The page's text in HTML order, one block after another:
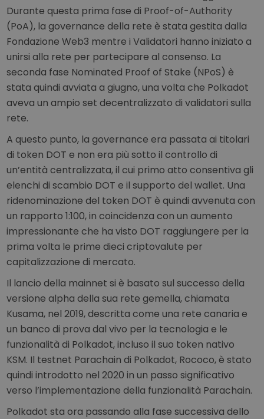
Durante questa prima fase di Proof-of-Authority
(PoA), la governance della rete è stata gestita dalla
Fondazione Web3 mentre i Validatori hanno iniziato a
unirsi alla rete per partecipare al consenso. La
seconda fase Nominated Proof of Stake (NPoS) è
stata quindi avviata a giugno, una volta che Polkadot
aveva un ampio set decentralizzato di validatori sulla
rete.
A questo punto, la governance era passata ai titolari
di token DOT e non era più sotto il controllo di
un’entità centralizzata, il cui primo atto consentiva gli
elenchi di scambio DOT e il supporto del wallet. Una
ridenominazione del token DOT è quindi avvenuta con
un rapporto 1:100, in coincidenza con un aumento
impressionante che ha visto DOT raggiungere per la
prima volta le prime dieci criptovalute per
capitalizzazione di mercato.
Il lancio della mainnet si è basato sul successo della
versione alpha della sua rete gemella, chiamata
Kusama, nel 2019, descritta come una rete canaria e
un banco di prova dal vivo per la tecnologia e le
funzionalità di Polkadot, incluso il suo token nativo
KSM. Il testnet Parachain di Polkadot, Rococo, è stato
quindi introdotto nel 2020 in un passo significativo
verso l’implementazione della funzionalità Parachain.
Polkadot sta ora passando alla fase successiva dello